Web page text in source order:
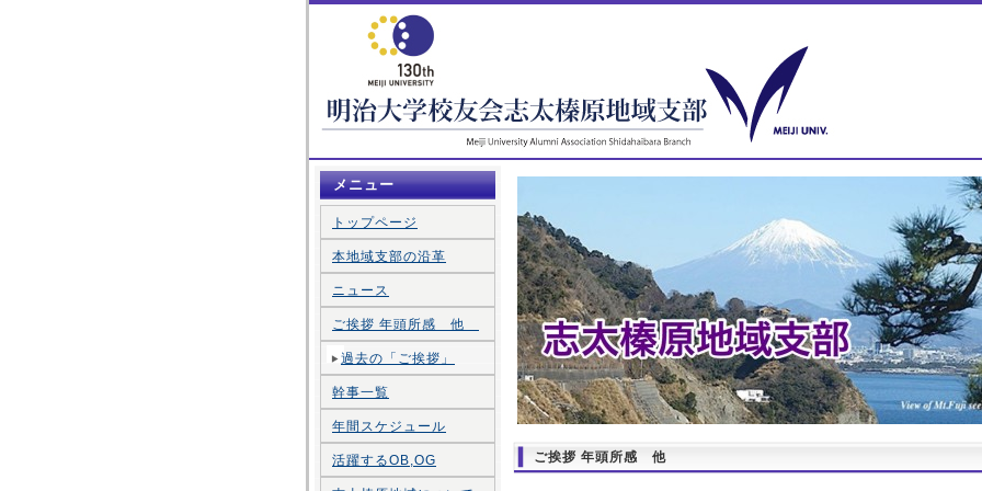
メニュー
トップページ
本地域支部の沿革
ニュース
ご挨拶 年頭所感 他
過去の「ご挨拶」
幹事一覧
年間スケジュール
活躍するOB,OG ご挨拶 年頭所感 他